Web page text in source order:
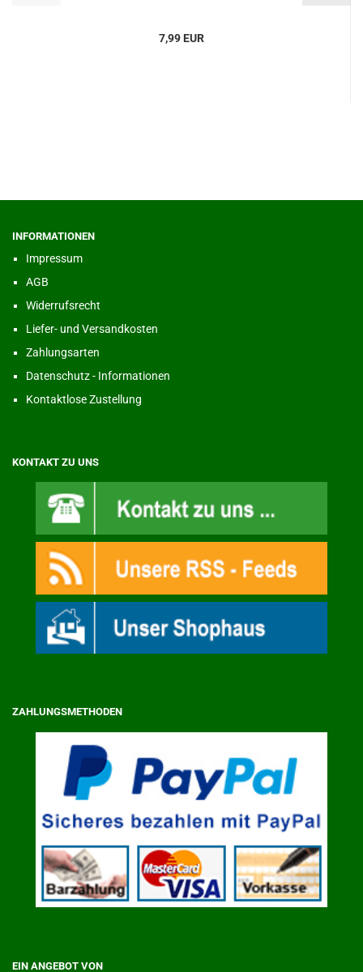
7,99 EUR
INFORMATIONEN
Impressum
AGB
Widerrufsrecht
Liefer- und Versandkosten
Zahlungsarten
Datenschutz - Informationen
Kontaktlose Zustellung
KONTAKT ZU UNS
ZAHLUNGSMETHODEN
EIN ANGEBOT VON